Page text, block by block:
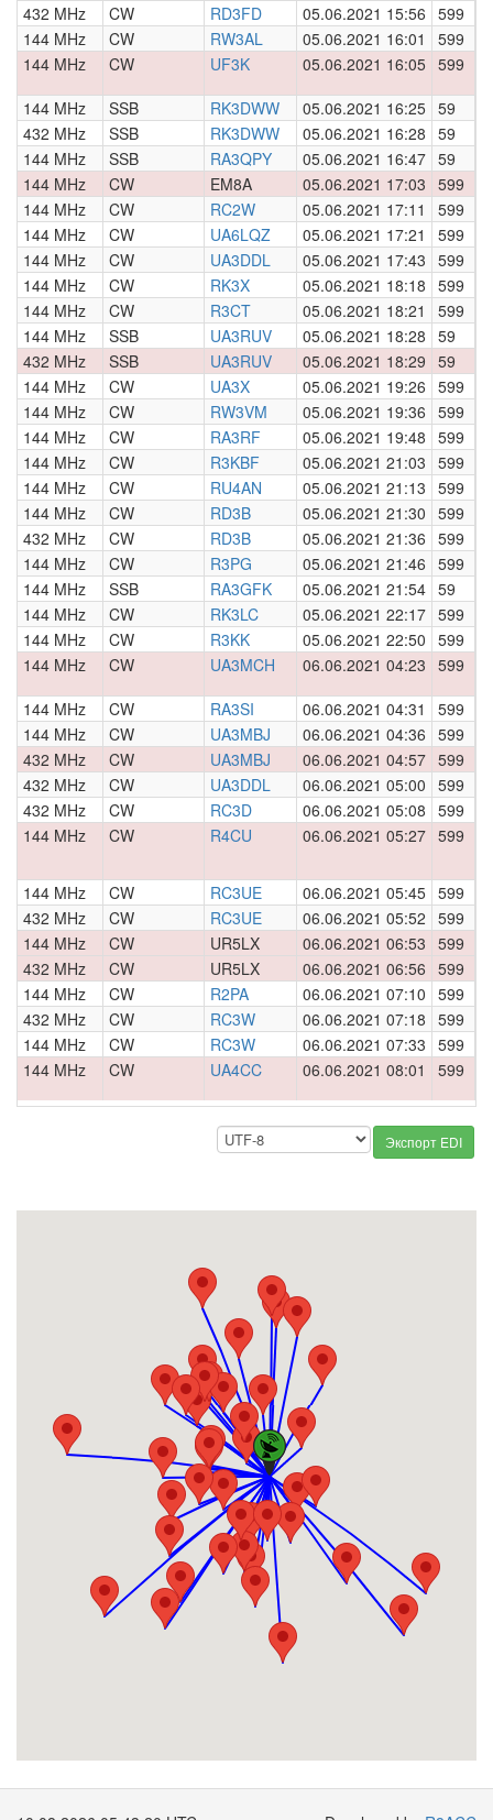
432 MHz
CW RD3FD 05.06.2021 15:56 599
144 MHz
CW RW3AL 05.06.2021 16:01 599
144 MHz
CW UF3K 05.06.2021 16:05 599
144 MHz
SSB RK3DWW 05.06.2021 16:25 59
432 MHz
SSB RK3DWW 05.06.2021 16:28 59
144 MHz
SSB RA3QPY 05.06.2021 16:47 59
144 MHz
CW EM8A 05.06.2021 17:03 599
144 MHz
CW RC2W 05.06.2021 17:11 599
144 MHz
CW UA6LQZ 05.06.2021 17:21 599
144 MHz
CW UA3DDL 05.06.2021 17:43 599
144 MHz
CW RK3X 05.06.2021 18:18 599
144 MHz
CW R3CT 05.06.2021 18:21 599
144 MHz
SSB UA3RUV 05.06.2021 18:28 59
432 MHz
SSB UA3RUV 05.06.2021 18:29 59
144 MHz
CW UA3X 05.06.2021 19:26 599
144 MHz
CW RW3VM 05.06.2021 19:36 599
144 MHz
CW RA3RF 05.06.2021 19:48 599
144 MHz
CW R3KBF 05.06.2021 21:03 599
144 MHz
CW RU4AN 05.06.2021 21:13 599
144 MHz
CW RD3B 05.06.2021 21:30 599
432 MHz
CW RD3B 05.06.2021 21:36 599
144 MHz
CW R3PG 05.06.2021 21:46 599
144 MHz
SSB RA3GFK 05.06.2021 21:54 59
144 MHz
CW RK3LC 05.06.2021 22:17 599
144 MHz
CW R3KK 05.06.2021 22:50 599
144 MHz
CW UA3MCH 06.06.2021 04:23 599
144 MHz
CW RA3SI 06.06.2021 04:31 599
144 MHz
CW UA3MBJ 06.06.2021 04:36 599
432 MHz
CW UA3MBJ 06.06.2021 04:57 599
432 MHz
CW UA3DDL 06.06.2021 05:00 599
432 MHz
CW RC3D 06.06.2021 05:08 599
144 MHz
CW R4CU 06.06.2021 05:27 599
144 MHz CW RC3UE 06.06.2021 05:45 599
432 MHz
CW RC3UE 06.06.2021 05:52 599
144 MHz
CW UR5LX 06.06.2021 06:53 599
432 MHz
CW UR5LX 06.06.2021 06:56 599
144 MHz
CW R2PA 06.06.2021 07:10 599
432 MHz
CW RC3W 06.06.2021 07:18 599
144 MHz
CW RC3W 06.06.2021 07:33 599
144 MHz
CW UA4CC 06.06.2021 08:01 599
Экспорт EDI